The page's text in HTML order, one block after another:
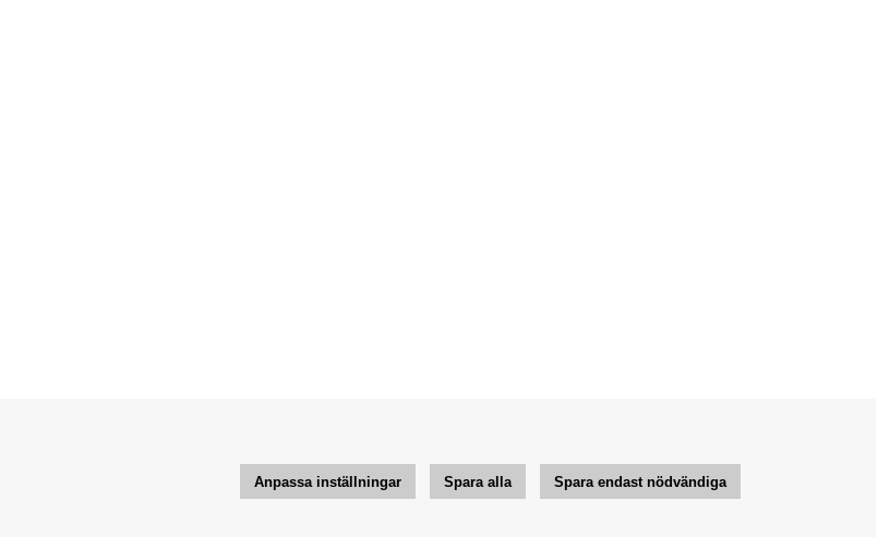
Anpassa inställningar Spara alla Spara endast nödvändiga